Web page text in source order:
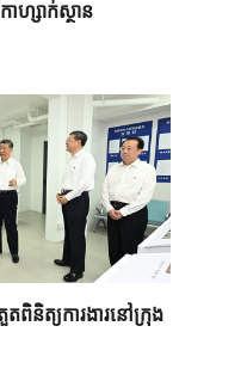
ាហ្សាក់ស្ថាន​
ពិនិត្យការងារនៅក្រុង